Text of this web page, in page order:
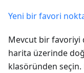
Yeni bir favori
Mevcut bir favoriyi
harita üzerinde
klasöründen